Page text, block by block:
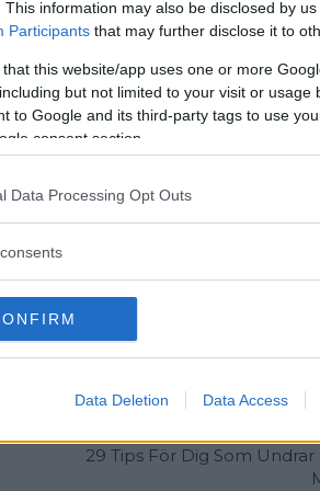
This information may also be disclosed by
Participants that may further disclose it to
that this website/app uses one or more
but not limited to your visit or usage
to Google and its third-party tags to use
consent section.
Data Processing Opt Outs
Data Deletion Data Access
bilder och Nasas första
Vyer
29 Tips För Dig Som Undrar